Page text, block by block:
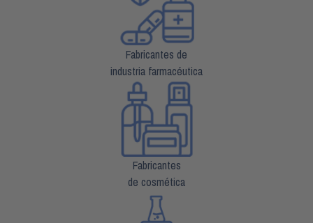
Fabricantes de
industria farmacéutica
Fabricantes
de cosmética